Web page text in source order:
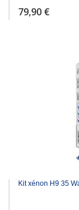
79,90 €
Kit xénon H9 35